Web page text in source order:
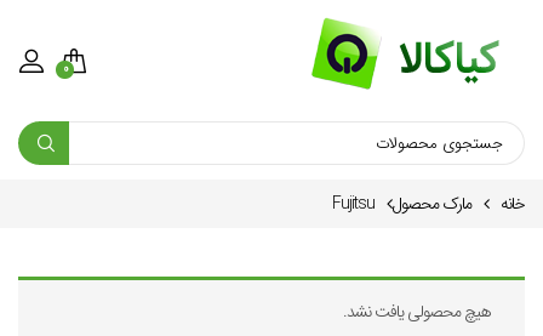
0
خانه مارک محصول Fujitsu
هیچ محصولی یافت نشد.